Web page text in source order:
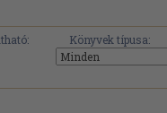
Könyvek típusa: